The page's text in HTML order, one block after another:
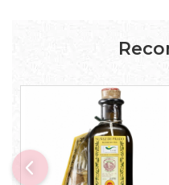
Uleiuri esentiale alimentare